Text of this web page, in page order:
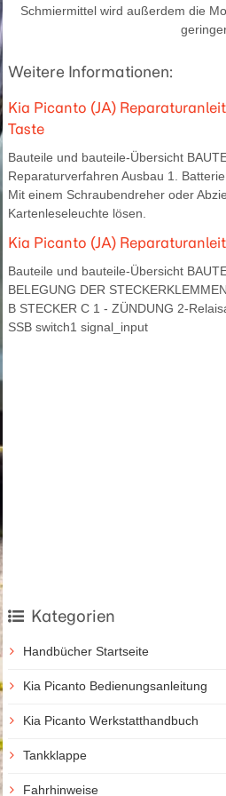
Schmiermittel wird außerdem die
Weitere Informationen:
Kia Picanto (JA)
Taste
Bauteile und bauteile-Übersicht
Reparaturverfahren Ausbau 1.
Mit einem Schraubendreher oder
Kartenleseleuchte lösen.
Kia Picanto (JA)
Bauteile und bauteile-Übersicht
BELEGUNG DER
B STECKER C 1 - ZÜNDUNG 2-
SSB switch1 signal_input
Kategorien
Handbücher Startseite
Kia Picanto Bedienungsanleitung
Kia Picanto Werkstatthandbuch
Tankklappe
Fahrhinweise